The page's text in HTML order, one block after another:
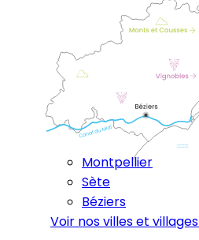
Montpellier
Sète
Béziers
Voir nos villes et villages